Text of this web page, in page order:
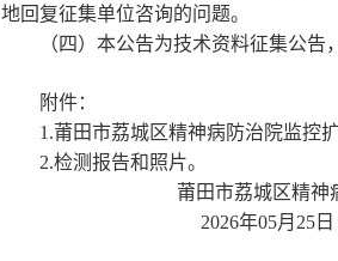
地回复征集单位咨询的问题。
（四）本公告为技术资料征集公告
附件：
1.莆田市荔城区精神病防治院监控
2.检测报告和照片。
莆田市荔城区精神
2026年05月 25日